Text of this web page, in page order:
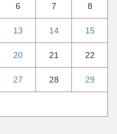
6 7 8
13 14 15
20 21 22
27 28 29